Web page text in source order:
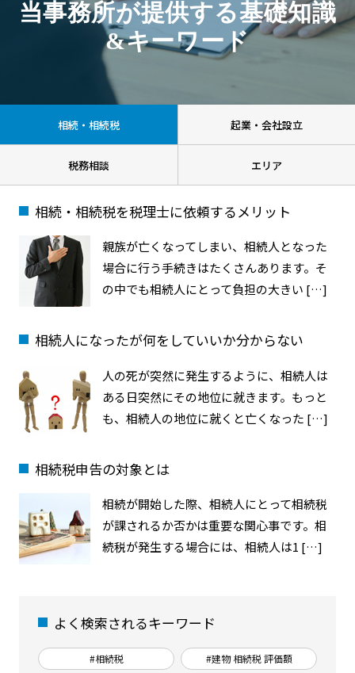
当事務所が提供する基礎知識
&キーワード
相続・相続税 起業・会社設立
税務相談 エリア
相続・相続税を税理士に依頼するメリット
親族が亡くなってしまい、相続人となった
場合に行う手続きはたくさんあります。そ
の中でも相続人にとって負担の大きい […]
相続人になったが何をしていいか分からない
人の死が突然に発生するように、相続人は
ある日突然にその地位に就きます。もっと
も、相続人の地位に就くと亡くなった […]
相続税申告の対象とは
相続が開始した際、相続人にとって相続税
が課されるか否かは重要な関心事です。相
続税が発生する場合には、相続人は1 […]
よく検索されるキーワード
#相続税 #建物 相続税 評価額